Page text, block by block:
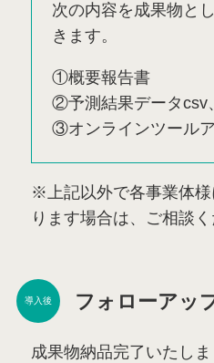
次の内容を成果物と
きます。
①概要報告書
②予測結果データcsv
③オンラインツール
※上記以外で各事業体
ります場合は、ご相談
導入後 フォローアッ
成果物納品完了いたし